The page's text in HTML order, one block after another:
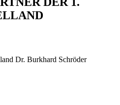
Dr. Burkhard Schröder